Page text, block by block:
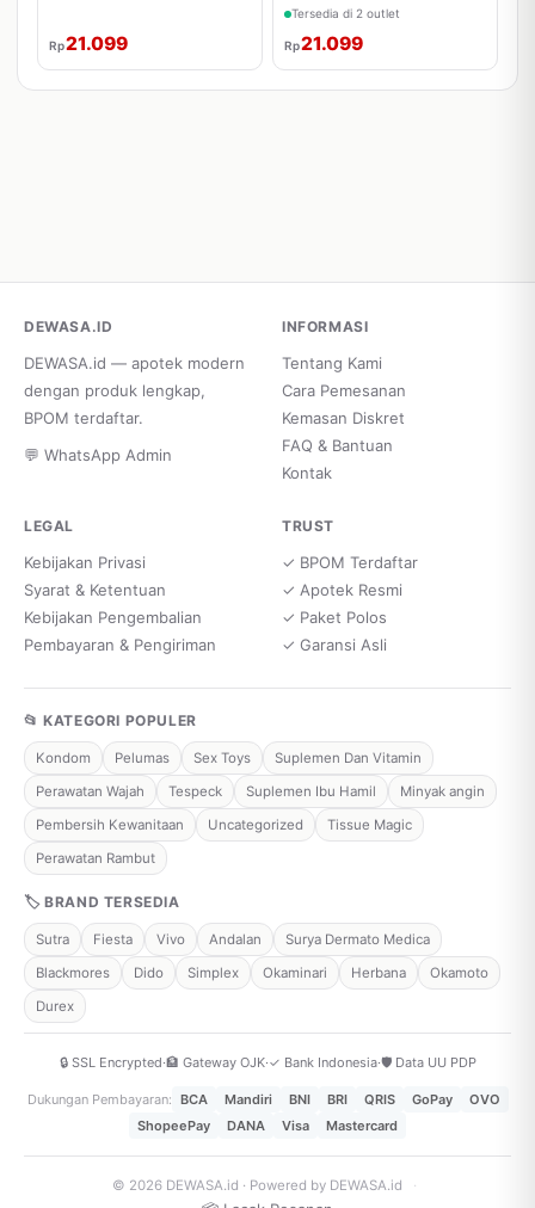
Rp21.099
Tersedia di 2 outlet
Rp21.099
DEWASA.ID
DEWASA.id — apotek modern
dengan produk lengkap,
BPOM terdaftar.
💬 WhatsApp Admin
INFORMASI
Tentang Kami
Cara Pemesanan
Kemasan Diskret
FAQ & Bantuan
Kontak
LEGAL
Kebijakan Privasi
Syarat & Ketentuan
Kebijakan Pengembalian
Pembayaran & Pengiriman
TRUST
✓ BPOM Terdaftar
✓ Apotek Resmi
✓ Paket Polos
✓ Garansi Asli
📂 KATEGORI POPULER
Kondom Pelumas Sex Toys
Suplemen Dan Vitamin
Perawatan Wajah
Tespeck Suplemen Ibu Hamil
Minyak angin
Pembersih Kewanitaan
Uncategorized
Tissue Magic
Perawatan Rambut
🏷 BRAND TERSEDIA
Sutra Fiesta Vivo Andalan
Surya Dermato Medica
Blackmores
Dido Simplex Okaminari Herbana
Okamoto
Durex
🔒 SSL Encrypted·🏦 Gateway OJK·✓ Bank Indonesia·🛡️ Data UU PDP
Dukungan Pembayaran: BCA Mandiri BNI BRI QRIS GoPay
OVO
ShopeePay
DANA Visa Mastercard
© 2026 DEWASA.id · Powered by DEWASA.id ·